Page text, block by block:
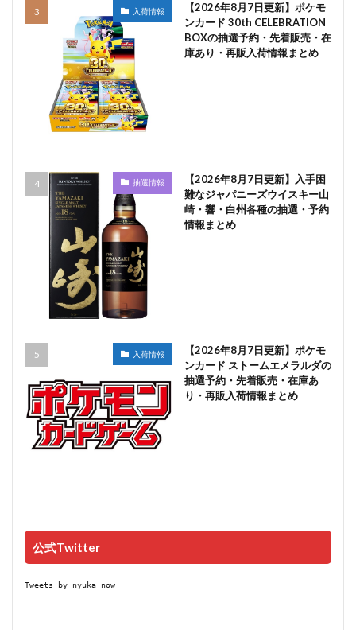
入荷情報
【2026年8月7日更新】ポケモ
ンカード 30th CELEBRATION
BOXの抽選予約・先着販売・在
庫あり・再販入荷情報まとめ
抽選情報
【2026年8月7日更新】入手困
難なジャパニーズウイスキー山
崎・響・白州各種の抽選・予約
情報まとめ
入荷情報
【2026年8月7日更新】ポケモ
ンカード ストームエメラルダの
抽選予約・先着販売・在庫あ
り・再販入荷情報まとめ
公式Twitter
Tweets by nyuka_now